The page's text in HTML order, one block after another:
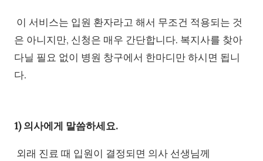
이 서비스는 입원 환자라고 해서 무조건 적용되는 것
은 아니지만, 신청은 매우 간단합니다. 복지사를 찾아
다닐 필요 없이 병원 창구에서 한마디만 하시면 됩니
다.
1) 의사에게 말씀하세요.
외래 진료 때 입원이 결정되면 의사 선생님께